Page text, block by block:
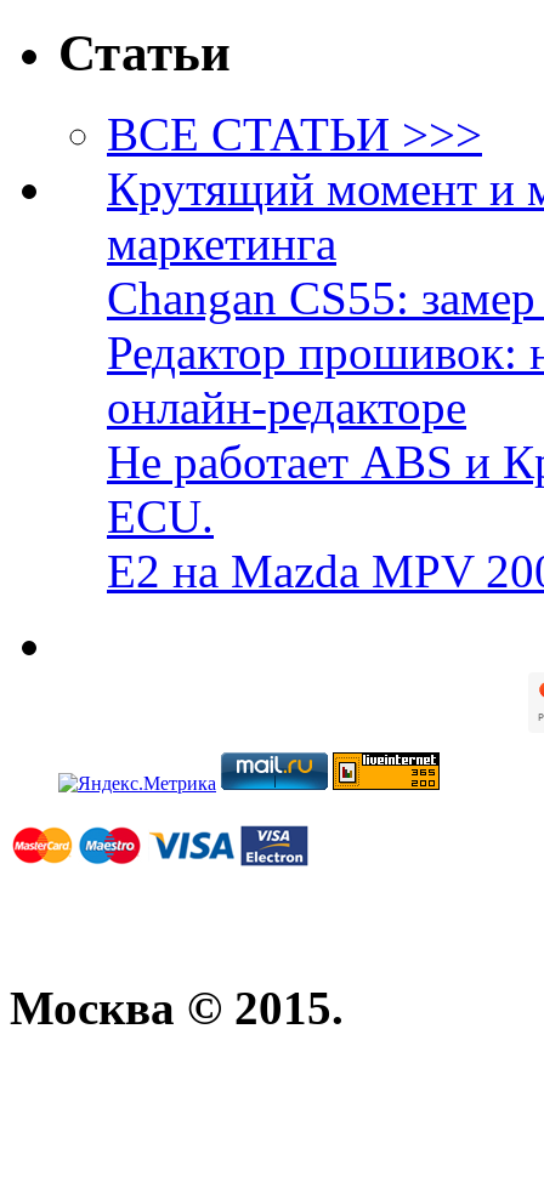
Статьи
ВСЕ СТАТЬИ >>>
Крутящий момент и
маркетинга
Changan CS55:
Редактор прошивок:
онлайн-редакторе
Не работает ABS и
ECU.
E2 на Mazda MPV
Москва © 2015.